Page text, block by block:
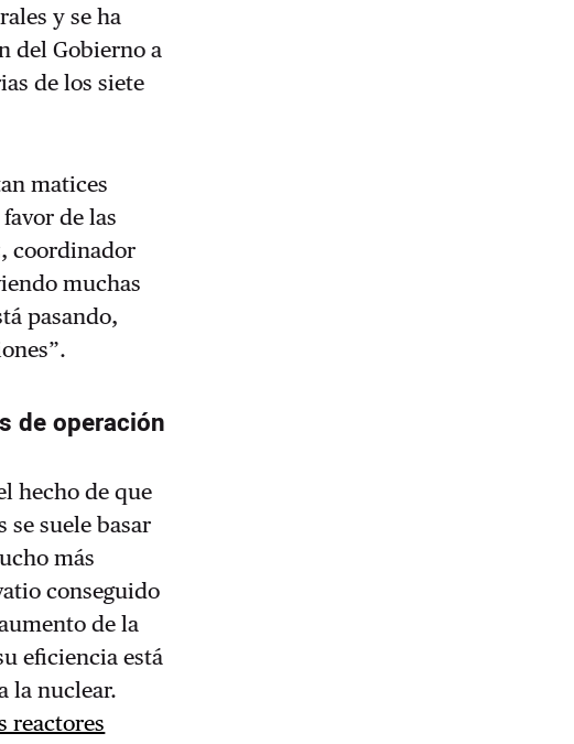
y se ha
del Gobierno a
de los siete
matices
de las
coordinador
muchas
pasando,
de operación
hecho de que
se suele basar
más
conseguido
de la
eficiencia está
la nuclear.
reactores